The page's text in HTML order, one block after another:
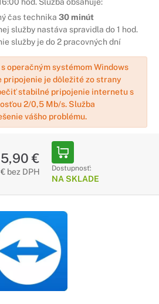
čas technika 30 minút
služby nastáva spravidla do 1 hod.
služby je do 2 pracovných dní
operačným systémom Windows
pripojenie je dôležité zo strany
stabilné pripojenie internetu s
2/0,5 Mb/s. Služba
vášho problému.
€
bez DPH Dostupnosť:
NA SKLADE